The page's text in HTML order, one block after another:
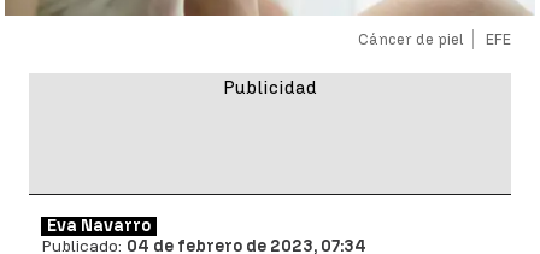
Cáncer de piel EFE
Eva Navarro
Publicado: 04 de febrero de 2023, 07:34